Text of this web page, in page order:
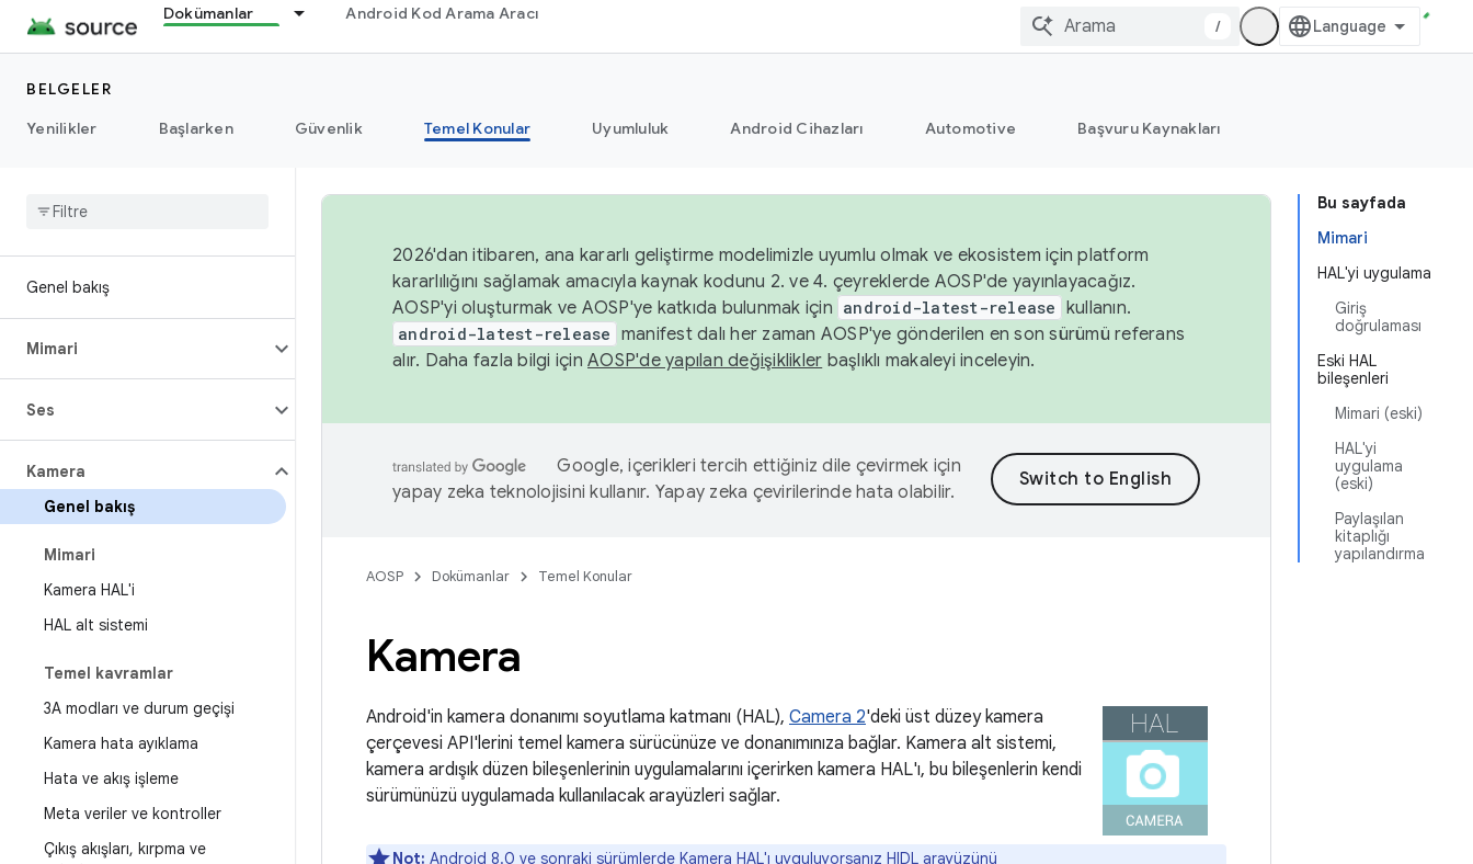
Dokümanlar Android Kod Arama Aracı
/
BELGELER
Yenilikler
Başlarken Güvenlik Temel Konular Uyumluluk Android Cihazları Automotive Başvuru Kaynakları
Genel bakış
Mimari
Ses
Kamera
Genel bakış
Mimari
Kamera HAL'i
HAL alt sistemi
Temel kavramlar
3A modları ve durum geçişi
Kamera hata ayıklama
Hata ve akış işleme
Meta veriler ve kontroller
Çıkış akışları, kırpma ve
Bu sayfada
Mimari
HAL'yi uygulama
Giriş
doğrulaması
Eski HAL
bileşenleri
Mimari (eski)
HAL'yi
uygulama
(eski)
Paylaşılan
kitaplığı
yapılandırma
2026'dan itibaren, ana kararlı geliştirme modelimizle uyumlu olmak ve ekosistem için platform
kararlılığını sağlamak amacıyla kaynak kodunu 2. ve 4. çeyreklerde AOSP'de yayınlayacağız.
AOSP'yi oluşturmak ve AOSP'ye katkıda bulunmak için android-latest-release kullanın.
android-latest-release manifest dalı her zaman AOSP'ye gönderilen en son sürümü referans
alır. Daha fazla bilgi için AOSP'de yapılan değişiklikler başlıklı makaleyi inceleyin.
Google, içerikleri tercih ettiğiniz dile çevirmek için
yapay zeka teknolojisini kullanır. Yapay zeka çevirilerinde hata olabilir.
AOSP Dokümanlar Temel Konular
Kamera
Android'in kamera donanımı soyutlama katmanı (HAL), Camera 2'deki üst düzey kamera
çerçevesi API'lerini temel kamera sürücünüze ve donanımınıza bağlar. Kamera alt sistemi,
kamera ardışık düzen bileşenlerinin uygulamalarını içerirken kamera HAL'ı, bu bileşenlerin kendi
sürümünüzü uygulamada kullanılacak arayüzleri sağlar.
Not: Android 8.0 ve sonraki sürümlerde Kamera HAL'ı uyguluyorsanız HIDL arayüzünü